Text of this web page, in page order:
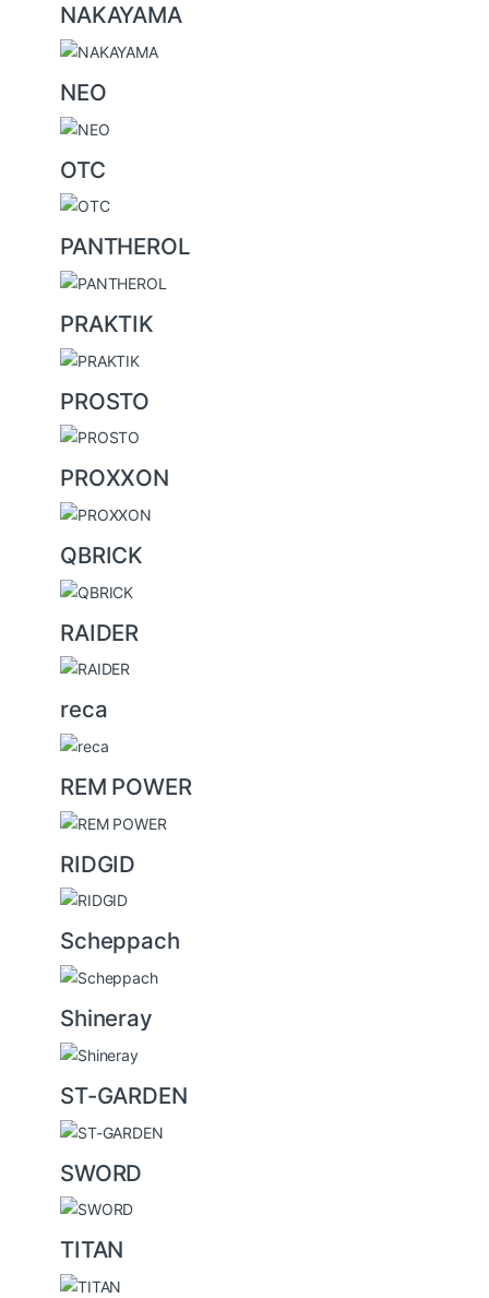
NAKAYAMA
NEO
OTC
PANTHEROL
PRAKTIK
PROSTO
PROXXON
QBRICK
RAIDER
reca
REM POWER
RIDGID
Scheppach
Shineray
ST-GARDEN
SWORD
TITAN